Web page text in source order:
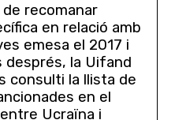
recomanar
en relació amb
emesa el 2017 i
després, la Uifand
consulti la llista de
en el
Ucraïna i